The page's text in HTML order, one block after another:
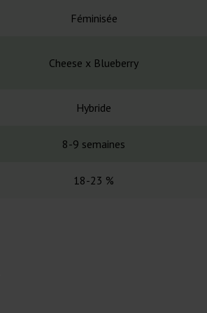
Féminisée
Cheese x Blueberry
Hybride
8-9 semaines
18-23 %